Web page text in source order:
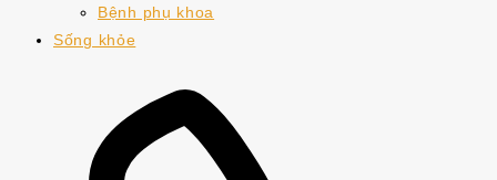
Bệnh phụ khoa
Sống khỏe